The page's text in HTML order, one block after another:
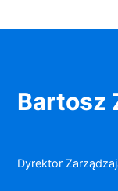
Bartosz
Dyrektor